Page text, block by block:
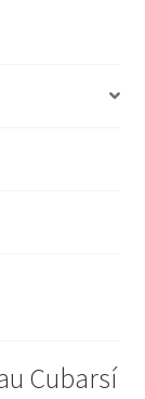
Cubarsí